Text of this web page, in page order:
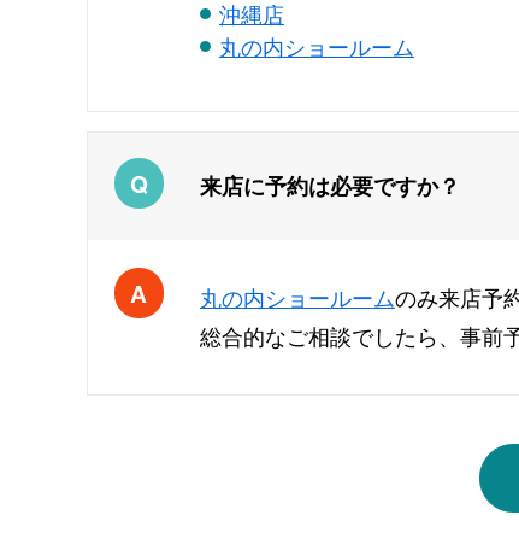
沖縄店
丸の内ショールーム
来店に予約は必要ですか？
丸の内ショールームのみ来店予
総合的なご相談でしたら、事前